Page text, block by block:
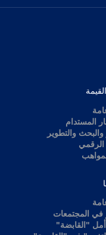
المستدام
والبحث والتطوير
الرقمي
في المجتمعات
"القابضة"